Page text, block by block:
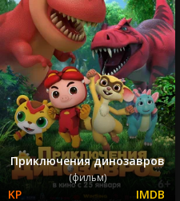
Приключения динозавров
(фильм)